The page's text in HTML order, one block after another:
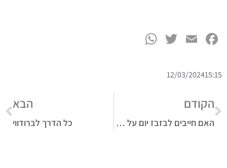
Facebook
Email
Twitter
15:15
12/03/2024
הקודם
האם חייבים לבזבז יום על מוסך או רישוי לרכב?
הבא
כל הדרך לברודווי